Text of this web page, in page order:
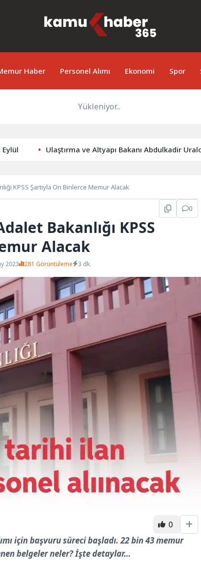
Haber Personel Alımı Ekonomi Spor
Yükleniyor...
Ulaştırma ve Altyapı Bakanı Abdulkadir Uraloğlu,
KPSS Şartıyla On Binlerce Memur Alacak
0
Bakanlığı KPSS
Alacak
2023 281 Görüntüleme 3 dk.
0
için başvuru süreci başladı. 22 bin 43 memur
belgeler neler? İşte detaylar…